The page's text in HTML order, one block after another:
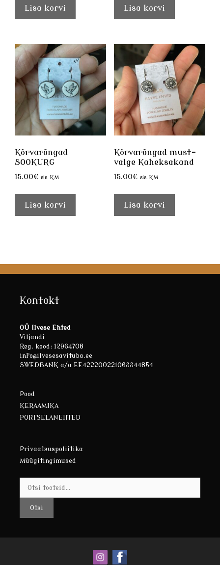
Lisa korvi Lisa korvi
Kõrvarõngad
SOOKURG
15.00€ sis. KM
Lisa korvi
Kõrvarõngad must-
valge Kaheksakand
15.00€ sis. KM
Lisa korvi
Kontakt
OÜ Ilvese Ehted
Viljandi
Reg. kood: 12964708
info@ilvesesavituba.ee
SWEDBANK a/a EE422200221063344854
Pood
KERAAMIKA
PORTSELANEHTED
Privaatsuspoliitika
Müügitingimused
Otsi